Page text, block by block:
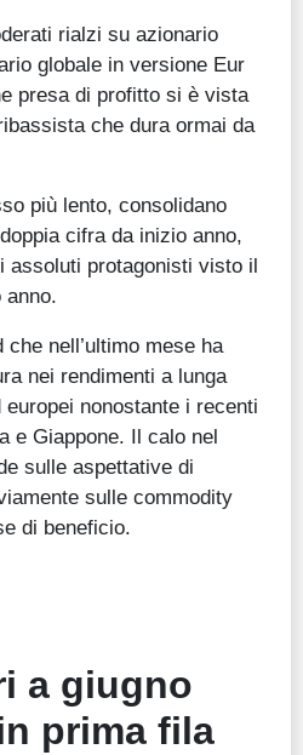
rialzi su azionario
globale in versione Eur
presa di profitto si è vista
che dura ormai da
più lento, consolidano
cifra da inizio anno,
assoluti protagonisti visto il
anno.
nell’ultimo mese ha
nei rendimenti a lunga
nonostante i recenti
e Giappone. Il calo nel
sulle aspettative di
sulle commodity
di beneficio.
a giugno
prima fila